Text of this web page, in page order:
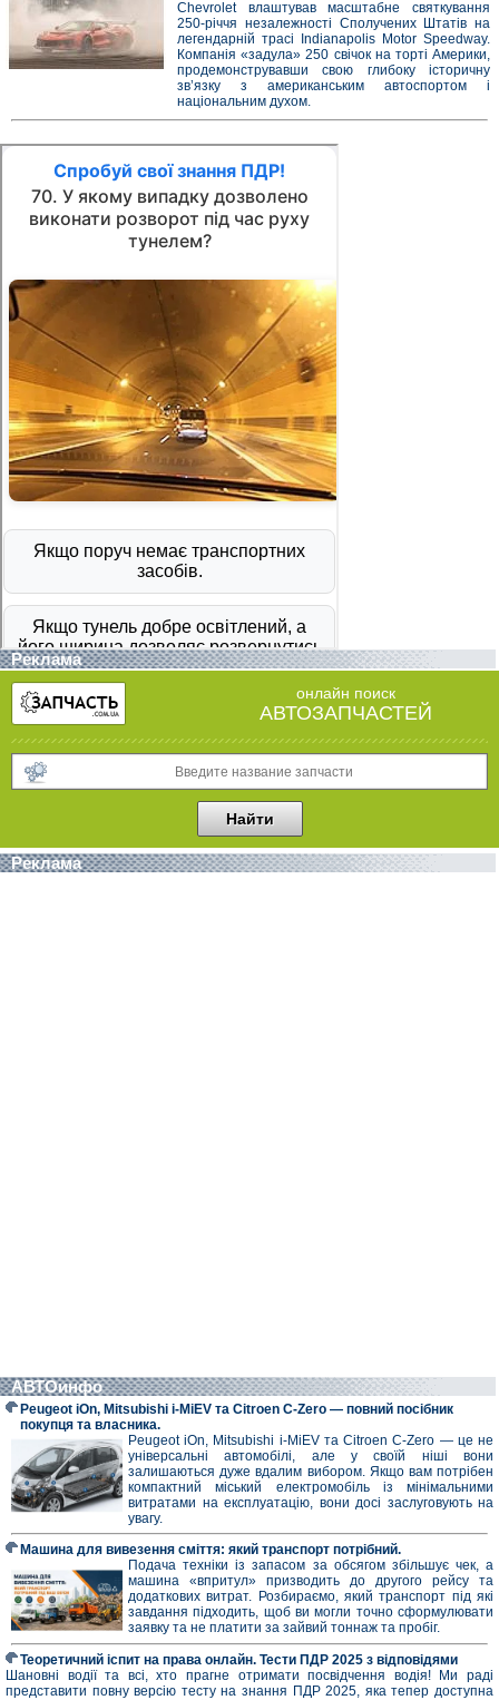
Chevrolet влаштував масштабне святкування
250-річчя незалежності Сполучених Штатів на
легендарній трасі Indianapolis Motor Speedway.
Компанія «задула» 250 свічок на торті Америки,
продемонструвавши свою глибоку історичну
зв’язку з американським автоспортом і
національним духом.
Реклама
онлайн поиск
АВТОЗАПЧАСТЕЙ
Реклама
АВТОинфо
Peugeot iOn, Mitsubishi i-MiEV та Citroen C-Zero — повний посібник
покупця та власника.
Peugeot iOn, Mitsubishi i-MiEV та Citroen C-Zero — це не
універсальні автомобілі, але у своїй ніші вони
залишаються дуже вдалим вибором. Якщо вам потрібен
компактний міський електромобіль із мінімальними
витратами на експлуатацію, вони досі заслуговують на
увагу.
Машина для вивезення сміття: який транспорт потрібний.
Подача техніки із запасом за обсягом збільшує чек, а
машина «впритул» призводить до другого рейсу та
додаткових витрат. Розбираємо, який транспорт під які
завдання підходить, щоб ви могли точно сформулювати
заявку та не платити за зайвий тоннаж та пробіг.
Теоретичний іспит на права онлайн. Тести ПДР 2025 з відповідями
Шановні водії та всі, хто прагне отримати посвідчення водія! Ми раді
представити повну версію тесту на знання ПДР 2025, яка тепер доступна